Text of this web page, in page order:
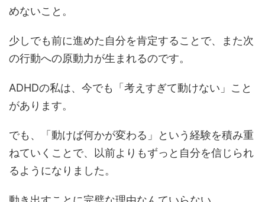
めないこと。
少しでも前に進めた自分を肯定することで、また次
の行動への原動力が生まれるのです。
ADHDの私は、今でも「考えすぎて動けない」こと
があります。
でも、「動けば何かが変わる」という経験を積み重
ねていくことで、以前よりもずっと自分を信じられ
るようになりました。